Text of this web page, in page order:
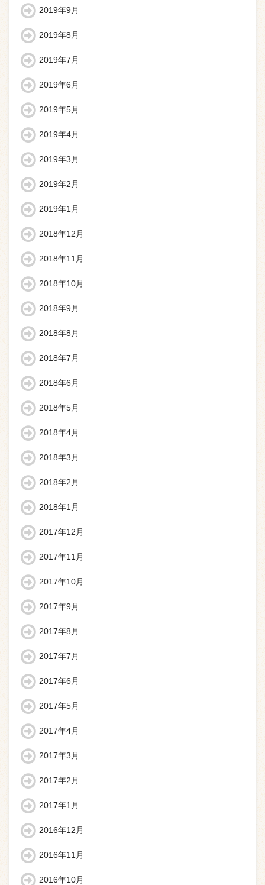
2019年9月
2019年8月
2019年7月
2019年6月
2019年5月
2019年4月
2019年3月
2019年2月
2019年1月
2018年12月
2018年11月
2018年10月
2018年9月
2018年8月
2018年7月
2018年6月
2018年5月
2018年4月
2018年3月
2018年2月
2018年1月
2017年12月
2017年11月
2017年10月
2017年9月
2017年8月
2017年7月
2017年6月
2017年5月
2017年4月
2017年3月
2017年2月
2017年1月
2016年12月
2016年11月
2016年10月